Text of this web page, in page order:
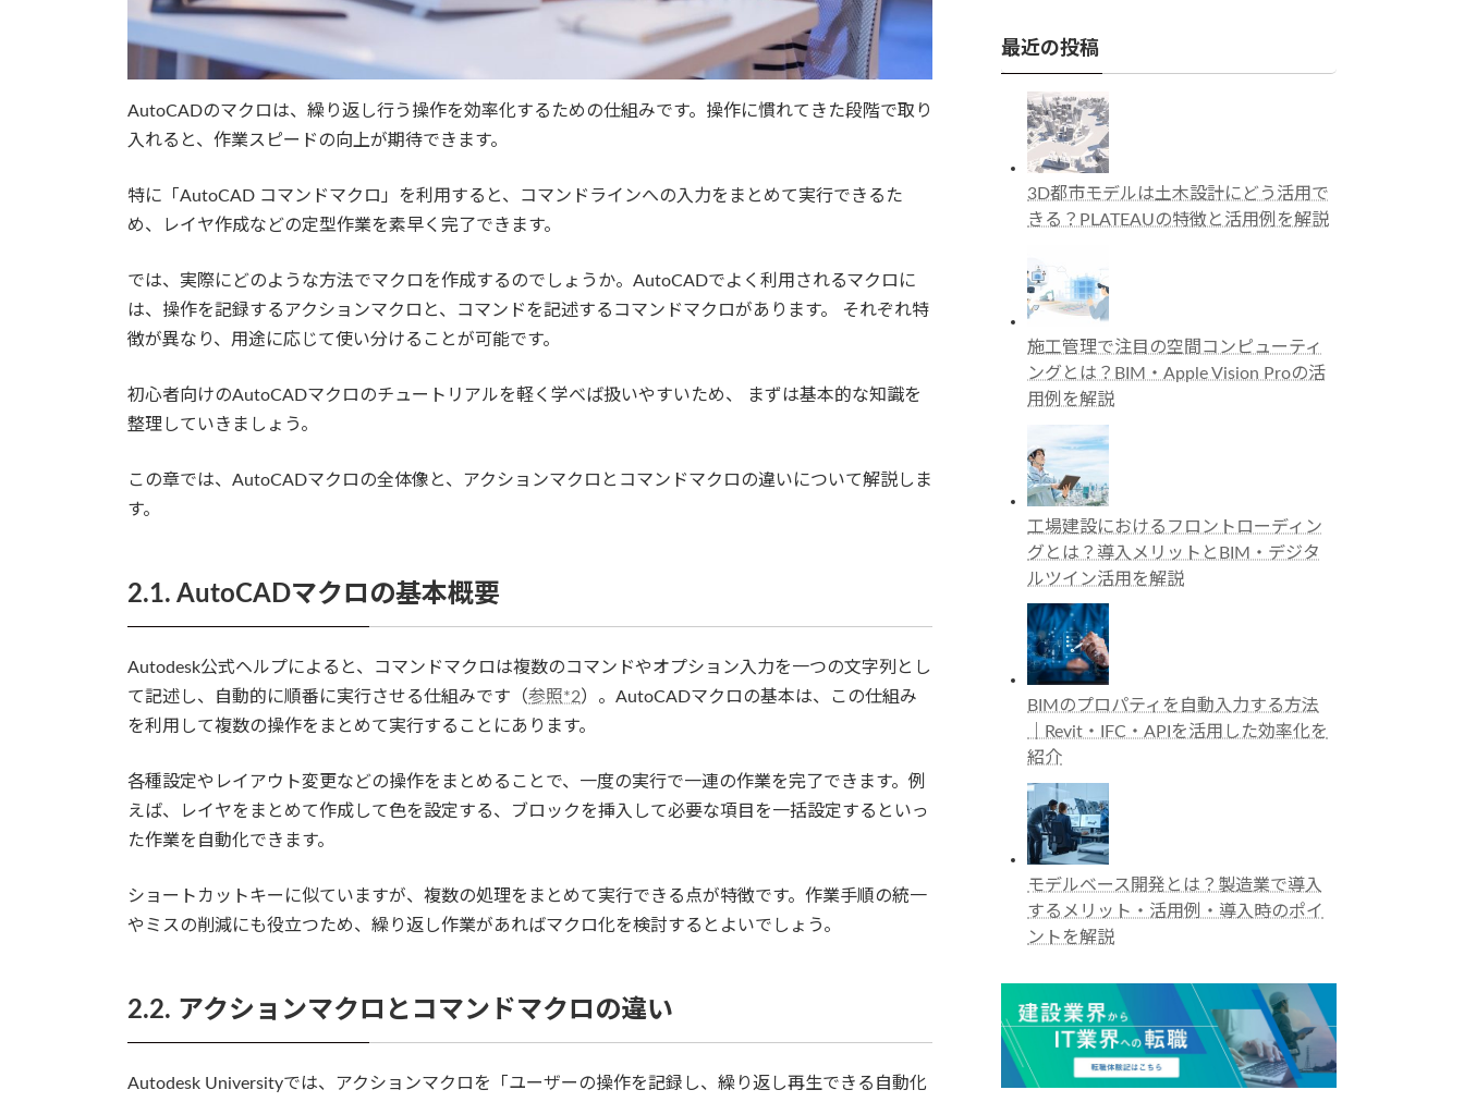
AutoCADのマクロは、繰り返し行う操作を効率化するための仕組みです。操作に慣れてきた段階で取り
入れると、作業スピードの向上が期待できます。
特に「AutoCAD コマンドマクロ」を利用すると、コマンドラインへの入力をまとめて実行できるた
め、レイヤ作成などの定型作業を素早く完了できます。
では、実際にどのような方法でマクロを作成するのでしょうか。AutoCADでよく利用されるマクロに
は、操作を記録するアクションマクロと、コマンドを記述するコマンドマクロがあります。 それぞれ特
徴が異なり、用途に応じて使い分けることが可能です。
初心者向けのAutoCADマクロのチュートリアルを軽く学べば扱いやすいため、 まずは基本的な知識を
整理していきましょう。
この章では、AutoCADマクロの全体像と、アクションマクロとコマンドマクロの違いについて解説しま
す。
2.1. AutoCADマクロの基本概要
Autodesk公式ヘルプによると、コマンドマクロは複数のコマンドやオプション入力を一つの文字列とし
て記述し、自動的に順番に実行させる仕組みです（参照*2）。AutoCADマクロの基本は、この仕組み
を利用して複数の操作をまとめて実行することにあります。
各種設定やレイアウト変更などの操作をまとめることで、一度の実行で一連の作業を完了できます。例
えば、レイヤをまとめて作成して色を設定する、ブロックを挿入して必要な項目を一括設定するといっ
た作業を自動化できます。
ショートカットキーに似ていますが、複数の処理をまとめて実行できる点が特徴です。作業手順の統一
やミスの削減にも役立つため、繰り返し作業があればマクロ化を検討するとよいでしょう。
2.2. アクションマクロとコマンドマクロの違い
Autodesk Universityでは、アクションマクロを「ユーザーの操作を記録し、繰り返し再生できる自動化
最近の投稿
3D都市モデルは土木設計にどう活用で
きる？PLATEAUの特徴と活用例を解説
施工管理で注目の空間コンピューティ
ングとは？BIM・Apple Vision Proの活
用例を解説
工場建設におけるフロントローディン
グとは？導入メリットとBIM・デジタ
ルツイン活用を解説
BIMのプロパティを自動入力する方法
｜Revit・IFC・APIを活用した効率化を
紹介
モデルベース開発とは？製造業で導入
するメリット・活用例・導入時のポイ
ントを解説